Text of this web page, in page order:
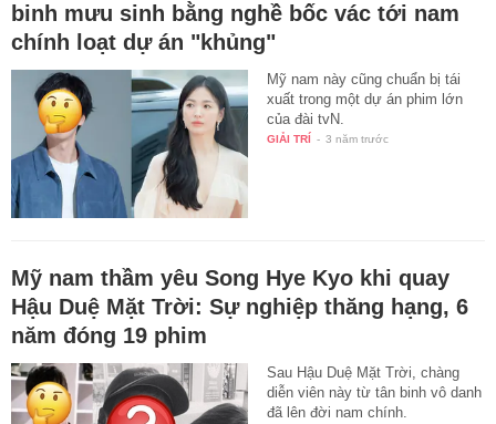
binh mưu sinh bằng nghề bốc vác tới nam
chính loạt dự án "khủng"
Mỹ nam này cũng chuẩn bị tái
xuất trong một dự án phim lớn
của đài tvN.
GIẢI TRÍ - 3 năm trước
Mỹ nam thầm yêu Song Hye Kyo khi quay
Hậu Duệ Mặt Trời: Sự nghiệp thăng hạng, 6
năm đóng 19 phim
Sau Hậu Duệ Mặt Trời, chàng
diễn viên này từ tân binh vô danh
đã lên đời nam chính.